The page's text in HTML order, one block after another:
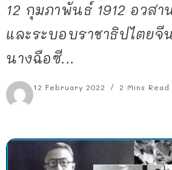
12 กุมภาพันธ์ 1912 อวสา
และระบอบราชาธิปไตยจี
นางฉือซี...
12 February 2022 2 Mins Read